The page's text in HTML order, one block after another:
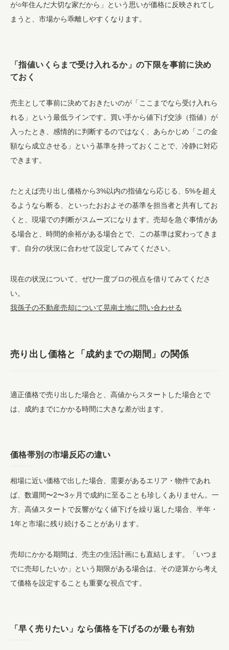
が○年住んだ大切な家だから」という思いが価格に反映されてし
まうと、市場から乖離しやすくなります。
「指値いくらまで受け入れるか」の下限を事前に決め
ておく
売主として事前に決めておきたいのが「ここまでなら受け入れら
れる」という最低ラインです。買い手から値下げ交渉（指値）が
入ったとき、感情的に判断するのではなく、あらかじめ「この金
額なら成立させる」という基準を持っておくことで、冷静に対応
できます。
たとえば売り出し価格から3%以内の指値なら応じる、5%を超え
るようなら断る、といったおおよその基準を担当者と共有してお
くと、現場での判断がスムーズになります。売却を急ぐ事情があ
る場合と、時間的余裕がある場合とで、この基準は変わってきま
す。自分の状況に合わせて設定してみてください。
現在の状況について、ぜひ一度プロの視点を借りてみてくださ
い。
我孫子の不動産売却について晃南土地に問い合わせる
売り出し価格と「成約までの期間」の関係
適正価格で売り出した場合と、高値からスタートした場合とで
は、成約までにかかる時間に大きな差が出ます。
価格帯別の市場反応の違い
相場に近い価格で出した場合、需要があるエリア・物件であれ
ば、数週間〜2〜3ヶ月で成約に至ることも珍しくありません。一
方、高値スタートで反響がなく値下げを繰り返した場合、半年・
1年と市場に残り続けることがあります。
売却にかかる期間は、売主の生活計画にも直結します。「いつま
でに売却したいか」という期限がある場合は、その逆算から考え
て価格を設定することも重要な視点です。
「早く売りたい」なら価格を下げるのが最も有効